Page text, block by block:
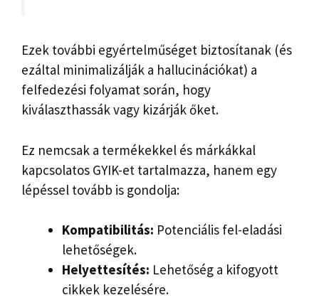
Ezek további egyértelműséget biztosítanak (és
ezáltal minimalizálják a hallucinációkat) a
felfedezési folyamat során, hogy
kiválaszthassák vagy kizárják őket.
Ez nemcsak a termékekkel és márkákkal
kapcsolatos GYIK-et tartalmazza, hanem egy
lépéssel tovább is gondolja:
Kompatibilitás: Potenciális fel-eladási
lehetőségek.
Helyettesítés: Lehetőség a kifogyott
cikkek kezelésére.